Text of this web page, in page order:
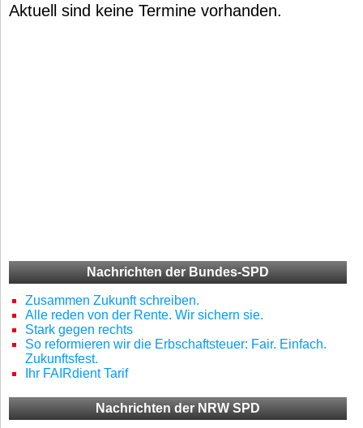
Aktuell sind keine Termine vorhanden.
Nachrichten der Bundes-SPD
Zusammen Zukunft schreiben.
Alle reden von der Rente. Wir sichern sie.
Stark gegen rechts
So reformieren wir die Erbschaftsteuer: Fair. Einfach.
Zukunftsfest.
Ihr FAIRdient Tarif
Nachrichten der NRW SPD